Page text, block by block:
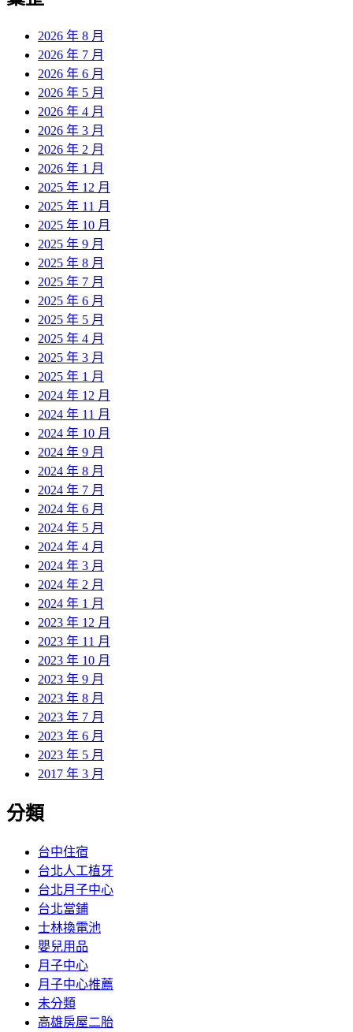
2026 年 8 月
2026 年 7 月
2026 年 6 月
2026 年 5 月
2026 年 4 月
2026 年 3 月
2026 年 2 月
2026 年 1 月
2025 年 12 月
2025 年 11 月
2025 年 10 月
2025 年 9 月
2025 年 8 月
2025 年 7 月
2025 年 6 月
2025 年 5 月
2025 年 4 月
2025 年 3 月
2025 年 1 月
2024 年 12 月
2024 年 11 月
2024 年 10 月
2024 年 9 月
2024 年 8 月
2024 年 7 月
2024 年 6 月
2024 年 5 月
2024 年 4 月
2024 年 3 月
2024 年 2 月
2024 年 1 月
2023 年 12 月
2023 年 11 月
2023 年 10 月
2023 年 9 月
2023 年 8 月
2023 年 7 月
2023 年 6 月
2023 年 5 月
2017 年 3 月
分類
台中住宿
台北人工植牙
台北月子中心
台北當鋪
士林換電池
嬰兒用品
月子中心
月子中心推薦
未分類
高雄房屋二胎